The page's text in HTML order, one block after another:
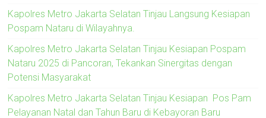
Kapolres Metro Jakarta Selatan Tinjau Langsung Kesiapan
Pospam Nataru di Wilayahnya.
Kapolres Metro Jakarta Selatan Tinjau Kesiapan Pospam
Nataru 2025 di Pancoran, Tekankan Sinergitas dengan
Potensi Masyarakat
Kapolres Metro Jakarta Selatan Tinjau Kesiapan Pos Pam
Pelayanan Natal dan Tahun Baru di Kebayoran Baru